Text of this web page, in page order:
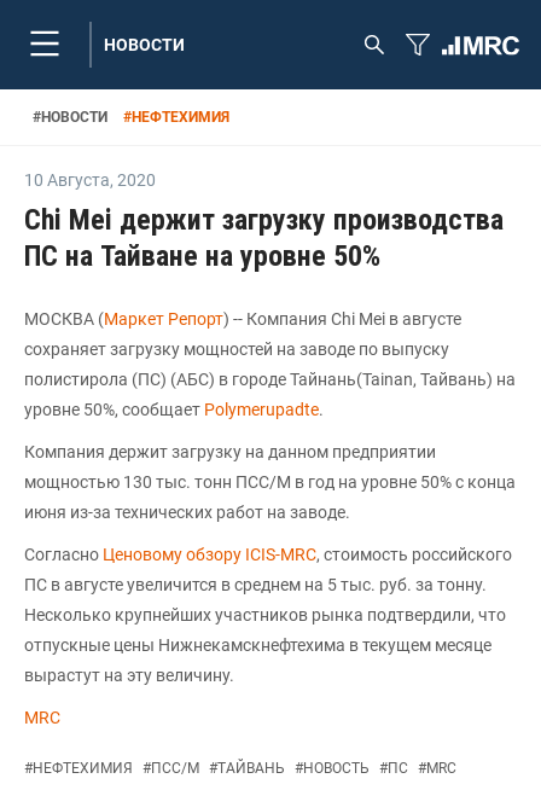
НОВОСТИ
#НОВОСТИ #НЕФТЕХИМИЯ
10 Августа, 2020
Chi Mei держит загрузку производства
ПС на Тайване на уровне 50%
МОСКВА (Маркет Репорт) -- Компания Chi Mei в августе
сохраняет загрузку мощностей на заводе по выпуску
полистирола (ПС) (АБС) в городе Тайнань(Tainan, Тайвань) на
уровне 50%, сообщает Polymerupadte.
Компания держит загрузку на данном предприятии
мощностью 130 тыс. тонн ПСС/М в год на уровне 50% с конца
июня из-за технических работ на заводе.
Согласно Ценовому обзору ICIS-MRC, стоимость российского
ПС в августе увеличится в среднем на 5 тыс. руб. за тонну.
Несколько крупнейших участников рынка подтвердили, что
отпускные цены Нижнекамскнефтехима в текущем месяце
вырастут на эту величину.
MRC
#НЕФТЕХИМИЯ #ПСС/М #ТАЙВАНЬ #НОВОСТЬ #ПС #MRC